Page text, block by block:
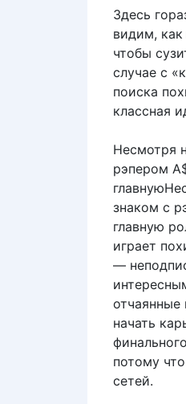
Здесь
видим, как
чтобы
случае с
поиска
классная
Несмотря
рэпером
знаком с
главную
играет
—
отчаянные
начать
потому
сетей.